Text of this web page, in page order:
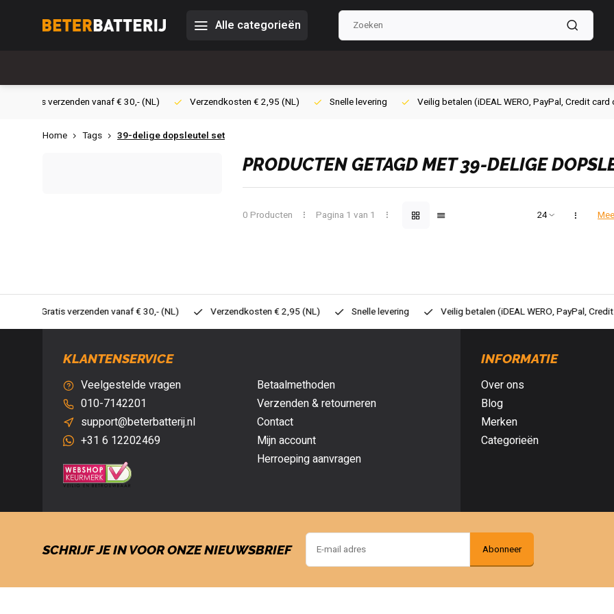
Alle categorieën
Verzendkosten € 2,95 (NL) Snelle levering Veilig betalen (iDEAL WERO, PayPal, Credit card of Achteraf betalen)
Home Tags 39-delige dopsleutel set
PRODUCTEN GETAGD MET 39-DELIGE
0 Producten Pagina 1 van 1
Verzendkosten € 2,95 (NL) Snelle levering Veilig betalen (iDEAL WERO, PayPal, Credit card of Achteraf betalen)
KLANTENSERVICE
Veelgestelde vragen
010-7142201
support@beterbatterij.nl
+31 6 12202469
Betaalmethoden
Verzenden & retourneren
Contact
Mijn account
Herroeping aanvragen
INFORMATIE
Over ons
Blog
Merken
Categorieën
SCHRIJF JE IN VOOR ONZE NIEUWSBRIEF Abonneer